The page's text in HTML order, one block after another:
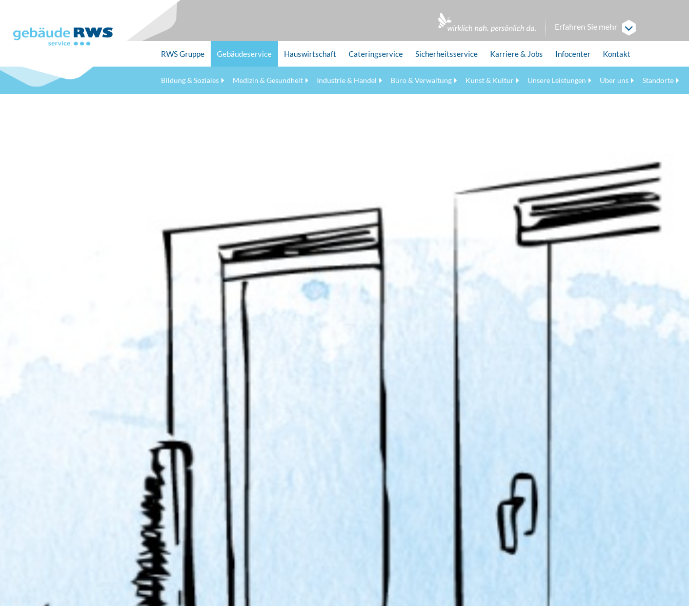
main
content
Erfahren Sie mehr
RWSGruppe Gebäudeservice
Bildung & Soziales Medizin & Gesundheit Industrie & Handel Büro & Verwaltung Kunst & Kultur Unsere Leistungen Über uns Standorte
Hauswirtschaft Cateringservice Sicherheitsservice Karriere& Jobs Infocenter Kontakt